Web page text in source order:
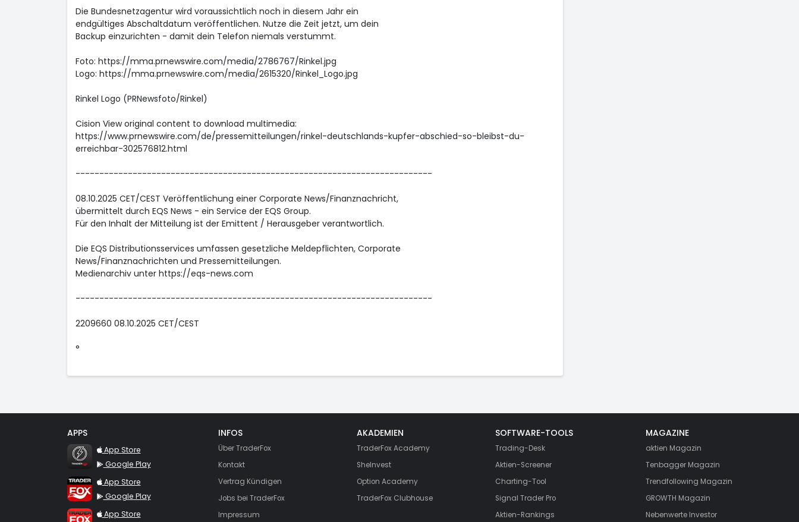
Die Bundesnetzagentur wird voraussichtlich noch in diesem Jahr ein
endgültiges Abschaltdatum veröffentlichen. Nutze die Zeit jetzt, um dein
Backup einzurichten - damit dein Telefon niemals verstummt.
Foto: https://mma.prnewswire.com/media/2786767/Rinkel.jpg
Logo: https://mma.prnewswire.com/media/2615320/Rinkel_Logo.jpg
Rinkel Logo (PRNewsfoto/Rinkel)
Cision View original content to download multimedia:
https://www.prnewswire.com/de/pressemitteilungen/rinkel-deutschlands-kupfer-abschied-so-bleibst-du-
erreichbar-302576812.html
---------------------------------------------------------------------------
08.10.2025 CET/CEST Veröffentlichung einer Corporate News/Finanznachricht,
übermittelt durch EQS News - ein Service der EQS Group.
Für den Inhalt der Mitteilung ist der Emittent / Herausgeber verantwortlich.
Die EQS Distributionsservices umfassen gesetzliche Meldepflichten, Corporate
News/Finanznachrichten und Pressemitteilungen.
Medienarchiv unter https://eqs-news.com
---------------------------------------------------------------------------
2209660 08.10.2025 CET/CEST
°
APPS
TraderFox Flash
App Store
Google Play
TraderFox App
App Store
Google Play
TraderFox Pro
App Store
INFOS
Über TraderFox
Kontakt
Vertrag Kündigen
Jobs bei TraderFox
Impressum
AKADEMIEN
TraderFox Academy
SheInvest
Option Academy
TraderFox Clubhouse
SOFTWARE-TOOLS
Trading-Desk
Aktien-Screener
Charting-Tool
Signal Trader Pro
Aktien-Rankings
MAGAZINE
aktien Magazin
Tenbagger Magazin
Trendfollowing Magazin
GROWTH Magazin
Nebenwerte Investor